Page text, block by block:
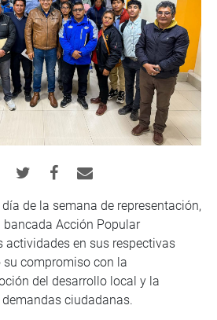
de la semana de representación,
Acción Popular
actividades en sus respectivas
su compromiso con la
del desarrollo local y la
ciudadanas.